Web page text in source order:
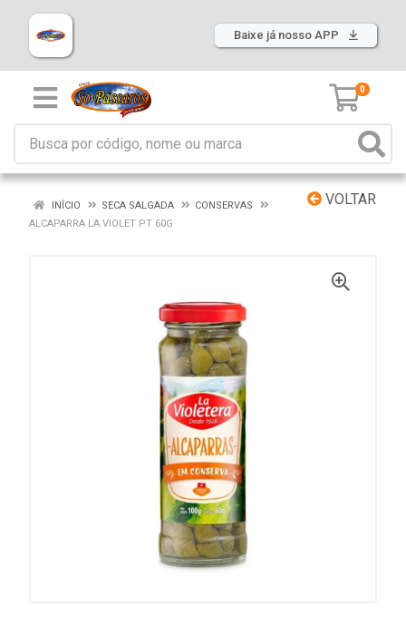
Baixe já nosso APP
0
VOLTAR
INÍCIO SECA SALGADA
CONSERVAS
ALCAPARRA LA VIOLET PT 60G